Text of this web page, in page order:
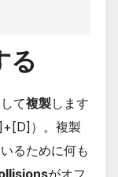
る
て複製します
）。複製
るために何も
がオフ